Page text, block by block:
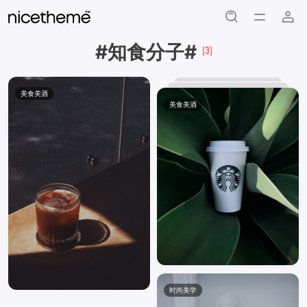
#知食分子# [3]
美食美酒
美食美酒
时尚美学